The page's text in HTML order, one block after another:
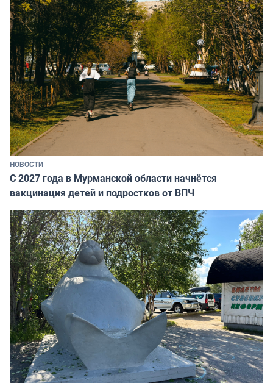
НОВОСТИ
С 2027 года в Мурманской области начнётся
вакцинация детей и подростков от ВПЧ